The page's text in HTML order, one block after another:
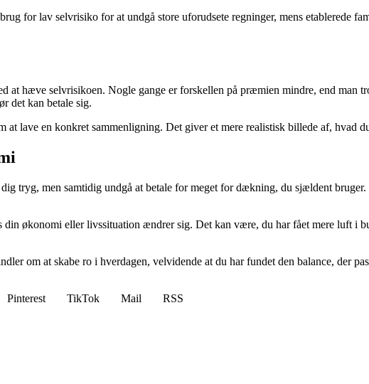
for lav selvrisiko for at undgå store uforudsete regninger, mens etablerede
at hæve selvrisikoen. Nogle gange er forskellen på præmien mindre, end man
det kan betale sig.
at lave en konkret sammenligning. Det giver et mere realistisk billede af, hvad
tryg, men samtidig undgå at betale for meget for dækning, du sjældent
økonomi eller livssituation ændrer sig. Det kan være, du har fået mere luft i
om at skabe ro i hverdagen, velvidende at du har fundet den balance, der
Pinterest TikTok Mail
RSS